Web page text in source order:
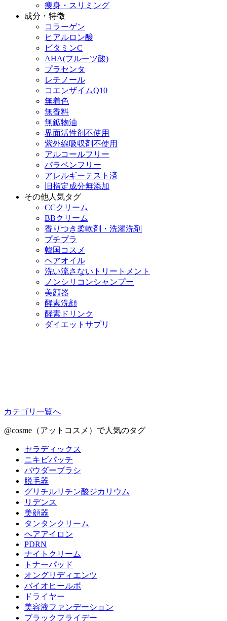
痩身・スリミング
成分・特徴
コラーゲン
ヒアルロン酸
ビタミンC
AHA(フルーツ酸)
プラセンタ
レチノール
コエンザイムQ10
無着色
無香料
無鉱物油
界面活性剤不使用
紫外線吸収剤不使用
アルコールフリー
パラベンフリー
アレルギーテスト済
旧指定成分無添加
その他人気タグ
CCクリーム
BBクリーム
香りつき柔軟剤・洗濯洗剤
プチプラ
韓国コスメ
ヘアオイル
洗い流さないトリートメント
ノンシリコンシャンプー
美顔器
酵素洗顔
酵素ドリンク
ダイエットサプリ
カテゴリ一覧へ
@cosme（アットコスメ）で人気のタグ
セラディックス
ニキビパッチ
パウダーブラシ
脱毛器
グリチルリチン酸ジカリウム
リデンス
美顔器
タンタンクリーム
ヘアアイロン
PDRN
ナイトクリーム
トナーパッド
オングリディエンツ
バイオヒールボ
ドライヤー
美容液ファンデーション
ブラックフライデー